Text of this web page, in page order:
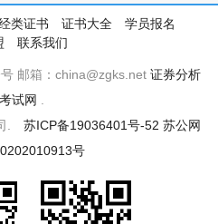
类证书 证书大全
学员报名
联系我们
邮箱：china@zgks.net证券分析
试网
. 苏ICP备19036401号-52 苏公网
号